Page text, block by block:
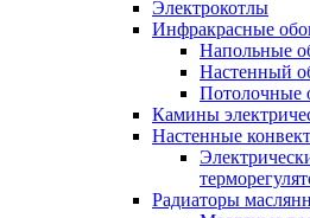
Электрокотлы
Инфракрасные
Напольные
Настенный
Потолочные
Камины
Настенные
Радиаторы